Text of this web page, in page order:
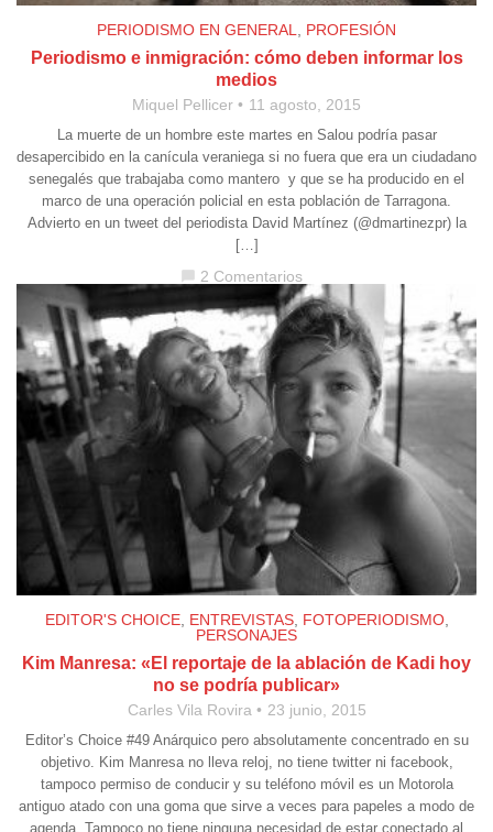
PERIODISMO EN GENERAL, PROFESIÓN
Periodismo e inmigración: cómo deben informar los
medios
Miquel Pellicer 11 agosto, 2015
La muerte de un hombre este martes en Salou podría pasar
desapercibido en la canícula veraniega si no fuera que era un ciudadano
senegalés que trabajaba como mantero y que se ha producido en el
marco de una operación policial en esta población de Tarragona.
Advierto en un tweet del periodista David Martínez (@dmartinezpr) la
[…]
chat_bubble 2 Comentarios
EDITOR'S CHOICE, ENTREVISTAS, FOTOPERIODISMO,
PERSONAJES
Kim Manresa: «El reportaje de la ablación de Kadi hoy
no se podría publicar»
Carles Vila Rovira 23 junio, 2015
Editor’s Choice #49 Anárquico pero absolutamente concentrado en su
objetivo. Kim Manresa no lleva reloj, no tiene twitter ni facebook,
tampoco permiso de conducir y su teléfono móvil es un Motorola
antiguo atado con una goma que sirve a veces para papeles a modo de
agenda. Tampoco no tiene ninguna necesidad de estar conectado al